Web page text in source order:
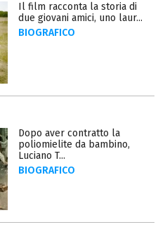
Il film racconta la storia di
due giovani amici, uno laur...
BIOGRAFICO
Dopo aver contratto la
poliomielite da bambino,
Luciano T...
BIOGRAFICO